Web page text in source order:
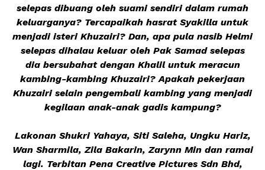
selepas dibuang oleh suami sendiri dalam rumah
keluarganya? Tercapaikah hasrat Syakilla untuk
menjadi isteri Khuzairi? Dan, apa pula nasib Helmi
selepas dihalau keluar oleh Pak Samad selepas
dia bersubahat dengan Khalil untuk meracun
kambing-kambing Khuzairi? Apakah pekerjaan
Khuzairi selain pengembali kambing yang menjadi
kegilaan anak-anak gadis kampung?
Lakonan Shukri Yahaya, Siti Saleha, Ungku Hariz,
Wan Sharmila, Zila Bakarin, Zarynn Min dan ramai
lagi. Terbitan Pena Creative Pictures Sdn Bhd,